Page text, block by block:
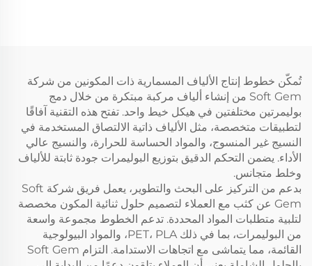
تُمكّن خطوط إنتاج الألياف المسمارية ذات المكونين من شركة
Soft Gem من إنشاء ألياف مركبة مبتكرة من خلال دمج
بوليمرتين مختلفتين في هيكل خيط واحد. تفتح هذه التقنية آفاقًا
لتطبيقات متخصصة، مثل الألياف ذاتية الالتصاق المستخدمة في
النسيج غير المنسوج، والمواد الحساسة للحرارة، والنسيج عالي
الأداء. يضمن التحكم الدقيق بتوزيع البوليمرات جودة ثابتة للألياف
وخلط متجانس.
بدعم من التركيز على البحث والتطوير، يعمل فريق شركة Soft
Gem عن كثب مع العملاء لتصميم حلول ثنائية المكون مخصصة
لتلبية متطلبات المواد المحددة. تدعم الخطوط مجموعة واسعة
من البوليمرات، بما في ذلك PET، PLA، والمواد البيولوجية
القائمة، مما يتماشى مع اتجاهات الاستدامة. التزام Soft Gem